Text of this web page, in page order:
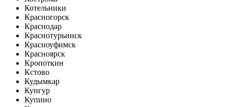
Котельники
Красногорск
Краснодар
Краснотурьинск
Красноуфимск
Красноярск
Кропоткин
Кстово
Кудымкар
Кунгур
Купино